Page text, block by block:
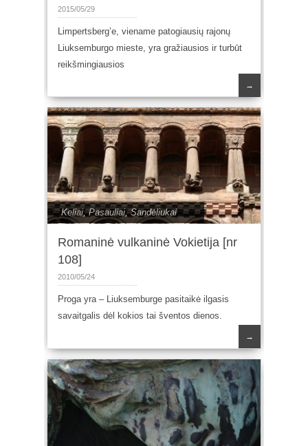
2015/05/29
Limpertsberg’e, viename patogiausių rajonų
Liuksemburgo mieste, yra gražiausios ir turbūt
reikšmingiausios
→
Keliai,Pasauliai,Sandėliukai
Romaninė vulkaninė Vokietija [nr
108]
2010/05/24
Proga yra – Liuksemburge pasitaikė ilgasis
savaitgalis dėl kokios tai šventos dienos.
→